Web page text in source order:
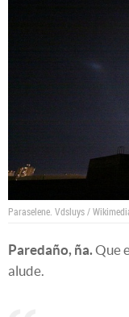
Paraselene. Vdsluys /
Paredaño, ña.Que
alude.